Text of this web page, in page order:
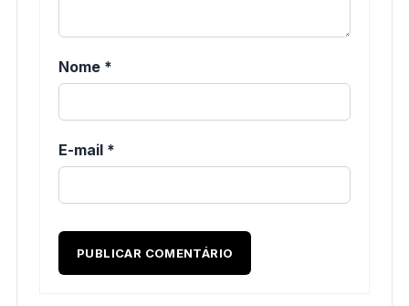
Nome *
E-mail *